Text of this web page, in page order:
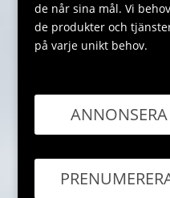
de når sina mål. Vi
de produkter och
på varje unikt behov.
ANNONSERA